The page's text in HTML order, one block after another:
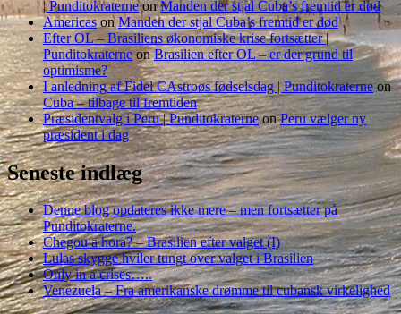
| PunditokraterneonManden der stjal Cuba’s fremtid er død
AmericasonManden der stjal Cuba’s fremtid er død
Efter OL – Brasiliens økonomiske krise fortsætter |
PunditokraterneonBrasilien efter OL – er der grund til
optimisme?
I anledning af Fidel CAstroøs fødselsdag | Punditokraterneon
Cuba – tilbage til fremtiden
Præsidentvalg i Peru | PunditokraterneonPeru vælger ny
præsident i dag
Seneste indlæg
Denne blog opdateres ikke mere – men fortsætter på
Punditokraterne.
Chegou a hora? – Brasilien efter valget (I)
Lulas skygge hviler tungt over valget i Brasilien
Only in a crises…..
Venezuela – Fra amerikanske drømme til cubansk virkelighed